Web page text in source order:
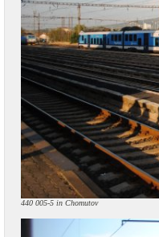
440 005-5 in Chomutov